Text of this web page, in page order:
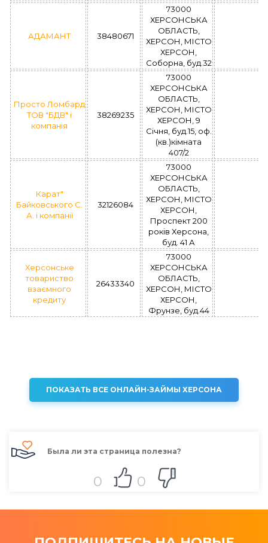
АДАМАНТ 38480671
73000
ХЕРСОНСЬКА
ОБЛАСТЬ,
ХЕРСОН, МІСТО
ХЕРСОН,
Соборна, буд.32
Просто Ломбард
ТОВ "БДВ" і
компанія
38269235
73000
ХЕРСОНСЬКА
ОБЛАСТЬ,
ХЕРСОН, МІСТО
ХЕРСОН, 9
Cічня, буд.15, оф.
(кв.)кімната
407/2
Карат"
Байковського С.
А. і компанії
32126084
73000
ХЕРСОНСЬКА
ОБЛАСТЬ,
ХЕРСОН, МІСТО
ХЕРСОН,
Проспект 200
років Херсона,
буд. 41 А
Херсонське
товариство
взаємного
кредиту
26433340
73000
ХЕРСОНСЬКА
ОБЛАСТЬ,
ХЕРСОН, МІСТО
ХЕРСОН,
Фрунзе, буд.44
ПОКАЗАТЬ ВСЕ ОНЛАЙН-ЗАЙМЫ ХЕРСОНА
Была ли эта страница полезна?
0 0